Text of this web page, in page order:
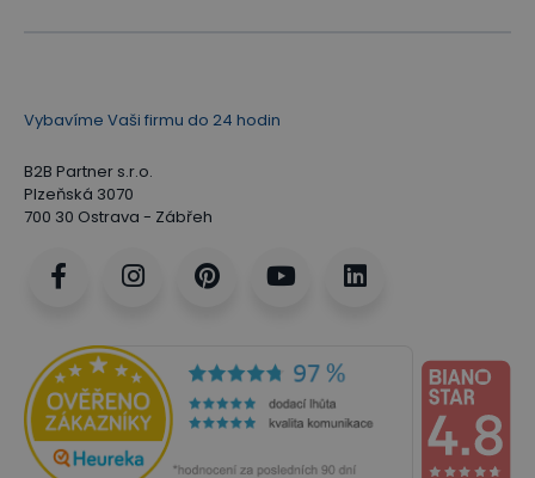
Vybavíme Vaši firmu do 24 hodin
B2B Partner s.r.o.
Plzeňská 3070
700 30 Ostrava - Zábřeh